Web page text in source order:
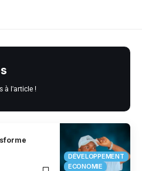
à l'article !
DÉVELOPPEMENT
ECONOMIE